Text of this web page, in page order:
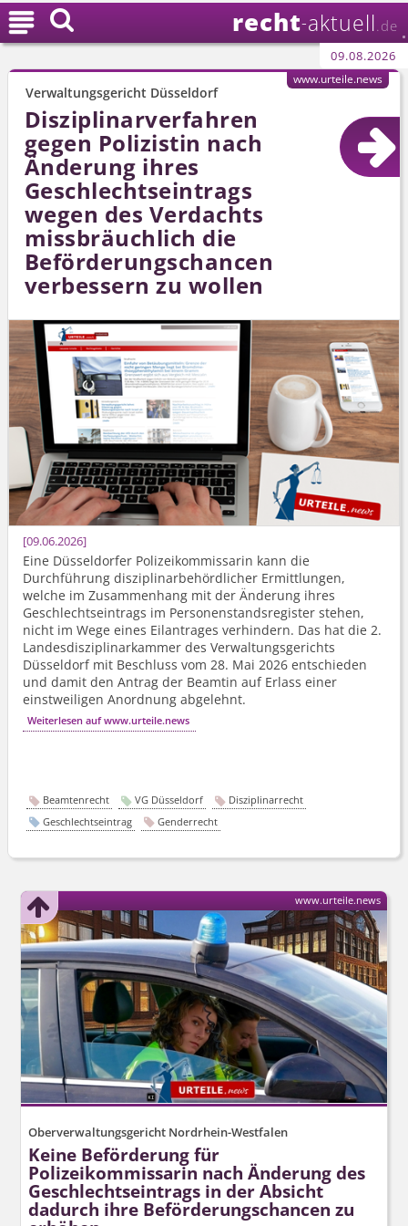
recht-aktuell .de
09.08.2026

Verwaltungsgericht Düsseldorf
Disziplinar­verfahren
gegen Polizistin nach
Änderung ihres
Geschlechtseintrags
wegen des Verdachts
missbräuchlich die
Beförderungschancen
verbessern zu wollen
09.06.2026
Eine Düsseldorfer Polizeikommissarin kann die
Durchführung disziplinar­behördlicher Ermittlungen,
welche im Zusammenhang mit der Änderung ihres
Geschlechtseintrags im Personenstands­register stehen,
nicht im Wege eines Eilantrages verhindern. Das hat die 2.
Landesdis­ziplinarkammer des Verwaltungsgerichts
Düsseldorf mit Beschluss vom 28. Mai 2026 entschieden
und damit den Antrag der Beamtin auf Erlass einer
einstweiligen Anordnung abgelehnt.
Weiterlesen auf www.urteile.news
www.urteile.news
Beamtenrecht VG Düsseldorf
Disziplinarrecht
Geschlechtseintrag
Genderrecht
Oberverwaltungsgericht Nordrhein-Westfalen
Keine Beförderung für
Polizeikommissarin nach Änderung des
Geschlechtseintrags in der Absicht
dadurch ihre Beförderungschancen zu
www.urteile.news